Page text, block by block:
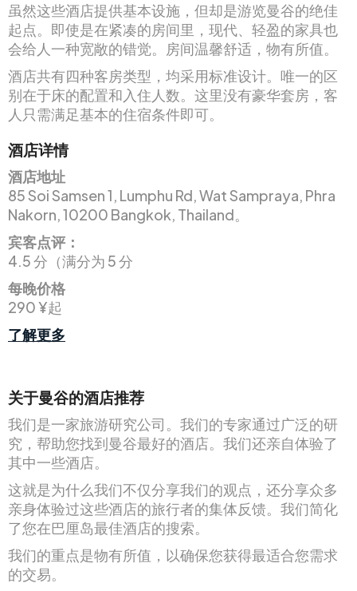
虽然这些酒店提供基本设施，但却是游览曼谷的绝佳
起点。即使是在紧凑的房间里，现代、轻盈的家具也
会给人一种宽敞的错觉。房间温馨舒适，物有所值。
酒店共有四种客房类型，均采用标准设计。唯一的区
别在于床的配置和入住人数。这里没有豪华套房，客
人只需满足基本的住宿条件即可。
酒店详情
酒店地址
85 Soi Samsen 1, Lumphu Rd, Wat Sampraya, Phra
Nakorn, 10200 Bangkok, Thailand。
宾客点评：
4.5 分（满分为 5 分
每晚价格
290 ¥起
了解更多
关于曼谷的酒店推荐
我们是一家旅游研究公司。我们的专家通过广泛的研
究，帮助您找到曼谷最好的酒店。我们还亲自体验了
其中一些酒店。
这就是为什么我们不仅分享我们的观点，还分享众多
亲身体验过这些酒店的旅行者的集体反馈。我们简化
了您在巴厘岛最佳酒店的搜索。
我们的重点是物有所值，以确保您获得最适合您需求
的交易。